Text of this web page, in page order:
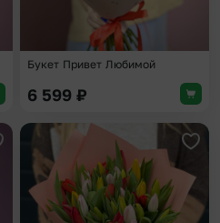
Букет Привет Любимой
6 599 ₽
Добавить в избранное